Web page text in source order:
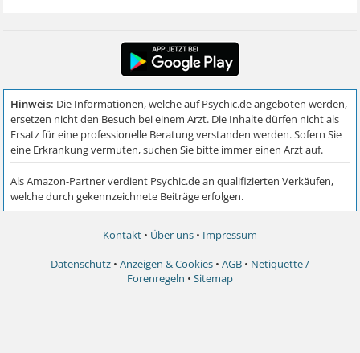
Kontakt • Über uns • Impressum
Datenschutz • Anzeigen & Cookies • AGB • Netiquette /
Forenregeln • Sitemap